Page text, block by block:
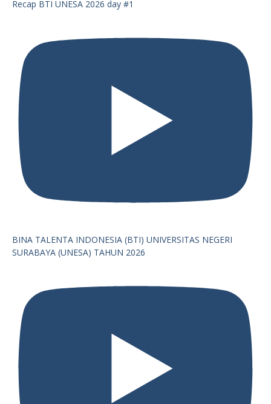
Recap BTI UNESA 2026 day #1
BINA TALENTA INDONESIA (BTI) UNIVERSITAS NEGERI
SURABAYA (UNESA) TAHUN 2026